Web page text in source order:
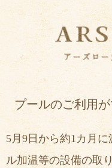
プールのご利用
5月9日から約1カ月
ル加温等の設備の取